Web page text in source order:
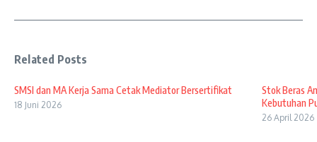
Related Posts
SMSI dan MA Kerja Sama Cetak Mediator Bersertifikat
18 Juni 2026
Stok Beras
Kebutuhan
26 April 2026